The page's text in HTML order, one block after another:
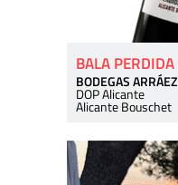
BALA PERDIDA
BODEGAS ARRÁEZ
DOP Alicante
Alicante Bouschet